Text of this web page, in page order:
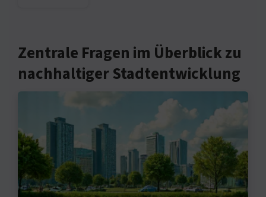
Zentrale Fragen im Überblick zu
nachhaltiger Stadtentwicklung